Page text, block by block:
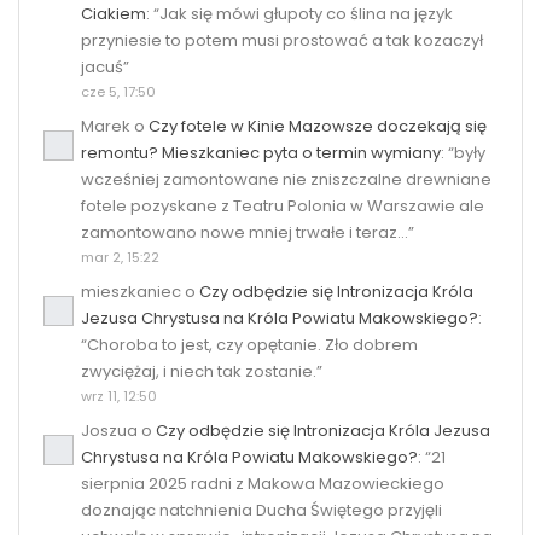
Ciakiem: “Jak się mówi głupoty co ślina na język
przyniesie to potem musi prostować a tak kozaczył
jacuś”
cze 5, 17:50
Marek o Czy fotele w Kinie Mazowsze doczekają się
remontu? Mieszkaniec pyta o termin wymiany: “były
wcześniej zamontowane nie zniszczalne drewniane
fotele pozyskane z Teatru Polonia w Warszawie ale
zamontowano nowe mniej trwałe i teraz…”
mar 2, 15:22
mieszkaniec o Czy odbędzie się Intronizacja Króla
Jezusa Chrystusa na Króla Powiatu Makowskiego?:
“Choroba to jest, czy opętanie. Zło dobrem
zwyciężaj, i niech tak zostanie.”
wrz 11, 12:50
Joszua o Czy odbędzie się Intronizacja Króla Jezusa
Chrystusa na Króla Powiatu Makowskiego?: “21
sierpnia 2025 radni z Makowa Mazowieckiego
doznając natchnienia Ducha Świętego przyjęli